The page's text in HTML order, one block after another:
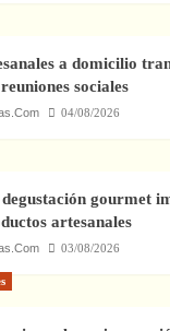
a domicilio
sociales
04/08/2026
degustación gourmet
artesanales
03/08/2026